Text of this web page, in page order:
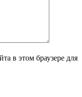
в этом браузере для